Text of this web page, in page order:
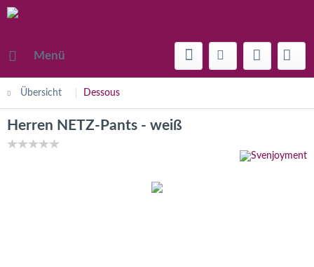
Menü
Übersicht Dessous
Herren NETZ-Pants - weiß